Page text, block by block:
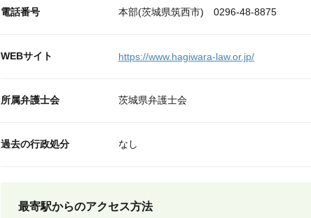
電話番号 本部(茨城県筑西市) 0296-48-8875
WEBサイト https://www.hagiwara-law.or.jp/
所属弁護士会 茨城県弁護士会
過去の行政処分 なし
最寄駅からのアクセス方法